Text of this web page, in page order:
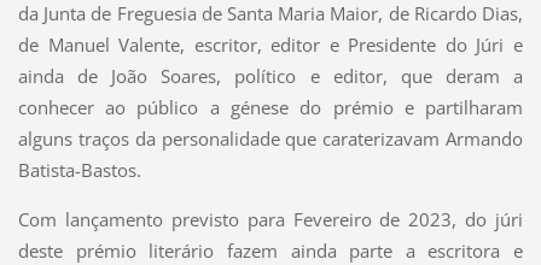
da Junta de Freguesia de Santa Maria Maior, de Ricardo Dias,
de Manuel Valente, escritor, editor e Presidente do Júri e
ainda de João Soares, político e editor, que deram a
conhecer ao público a génese do prémio e partilharam
alguns traços da personalidade que caraterizavam Armando
Batista-Bastos.
Com lançamento previsto para Fevereiro de 2023, do júri
deste prémio literário fazem ainda parte a escritora e